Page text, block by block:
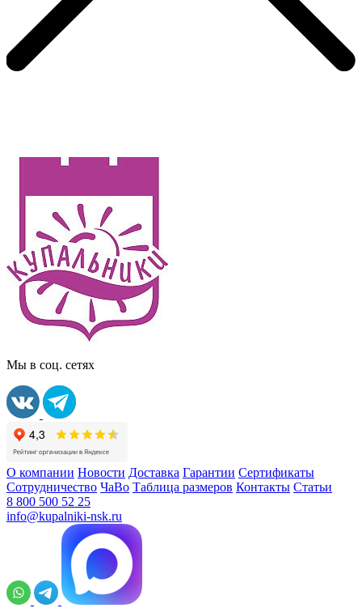
Мы в соц. сетях
О компании Новости Доставка Гарантии Сертификаты
Сотрудничество ЧаВо Таблица размеров Контакты Статьи
8 800 500 52 25
info@kupalniki-nsk.ru